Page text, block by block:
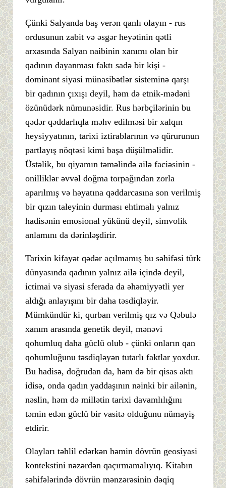
Çünki Salyanda baş verən qanlı olayın - rus
ordusunun zabit və əsgər heyətinin qətli
arxasında Salyan naibinin xanımı olan bir
qadının dayanması faktı sadə bir kişi -
dominant siyasi münasibətlər sisteminə qarşı
bir qadının çıxışı deyil, həm də etnik-mədəni
özünüdərk nümunəsidir. Rus hərbçilərinin bu
qədər qəddarlıqla məhv edilməsi bir xalqın
heysiyyatının, tarixi iztirablarının və qürurunun
partlayış nöqtəsi kimi başa düşülməlidir.
Üstəlik, bu qiyamın təməlində ailə faciəsinin -
onilliklər əvvəl doğma torpağından zorla
aparılmış və həyatına qəddarcasına son verilmiş
bir qızın taleyinin durması ehtimalı yalnız
hadisənin emosional yükünü deyil, simvolik
anlamını da dərinləşdirir.
Tarixin kifayət qədər açılmamış bu səhifəsi türk
dünyasında qadının yalnız ailə içində deyil,
ictimai və siyasi sferada da əhəmiyyətli yer
aldığı anlayışını bir daha təsdiqləyir.
Mümkündür ki, qurban verilmiş qız və Qəbulə
xanım arasında genetik deyil, mənəvi
qohumluq daha güclü olub - çünki onların qan
qohumluğunu təsdiqləyən tutarlı faktlar yoxdur.
Bu hadisə, doğrudan da, həm də bir qisas aktı
idisə, onda qadın yaddaşının nəinki bir ailənin,
nəslin, həm də millətin tarixi davamlılığını
təmin edən güclü bir vasitə olduğunu nümayiş
etdirir.
Olayları təhlil edərkən həmin dövrün geosiyasi
kontekstini nəzərdən qaçırmamalıyıq. Kitabın
səhifələrində dövrün mənzərəsinin dəqiq